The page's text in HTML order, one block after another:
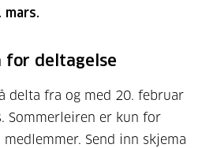
mars.
for deltagelse
delta fra og med 20. februar
Sommerleiren er kun for
Send inn skjema